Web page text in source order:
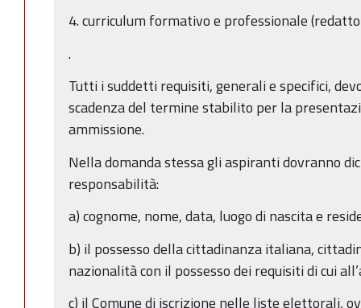
4. curriculum formativo e professionale
.
Tutti i suddetti requisiti, generali e specifici,
scadenza del termine stabilito per la
ammissione.
Nella domanda stessa gli aspiranti dovranno
responsabilità:
a) cognome, nome, data, luogo di nascita e
b) il possesso della cittadinanza italiana,
nazionalità con il possesso dei requisiti di cui
c) il Comune di iscrizione nelle liste elettorali,